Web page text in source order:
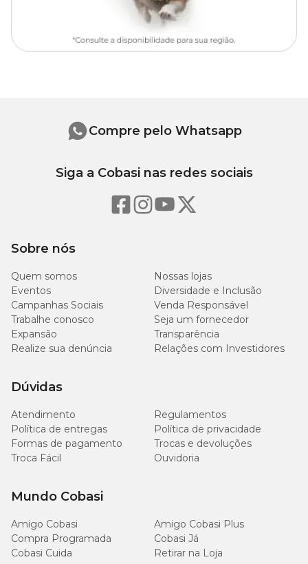
11
Nº 03 16 14 430
Sobre nós
Quem somos
Nossas lojas
Eventos
Diversidade e Inclusão
Campanhas Sociais
Venda Responsável
Trabalhe conosco
Seja um fornecedor
Expansão
Transparência
Realize sua denúncia
Relações com Investidores
Dúvidas
Atendimento
Regulamentos
Política de entregas
Política de privacidade
Formas de pagamento
Trocas e devoluções
Troca Fácil
Ouvidoria
Mundo Cobasi
Amigo Cobasi
Amigo Cobasi Plus
Compra Programada
Cobasi Já
Cobasi Cuida
Retirar na Loja
Compre pelo Whatsapp
Siga a Cobasi nas redes sociais